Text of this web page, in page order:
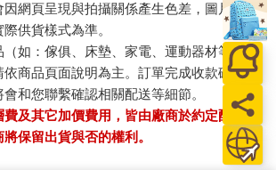
因網頁呈現與拍攝關係產生色差，圖片僅供
供貨樣式為準。
（如：傢俱、床墊、家電、運動器材等）及
依商品頁面說明為主。訂單完成收款確認
和您聯繫確認相關配送等細節。
及其它加價費用，皆由廠商於約定配送時
保留出貨與否的權利。